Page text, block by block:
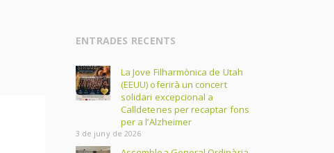
ENTRADES RECENTS
La Jove Filharmònica de Utah
(EEUU) oferirà un concert
solidari excepcional a
Calldetenes per recaptar fons
per a l’Alzheimer
3 de juny de 2026